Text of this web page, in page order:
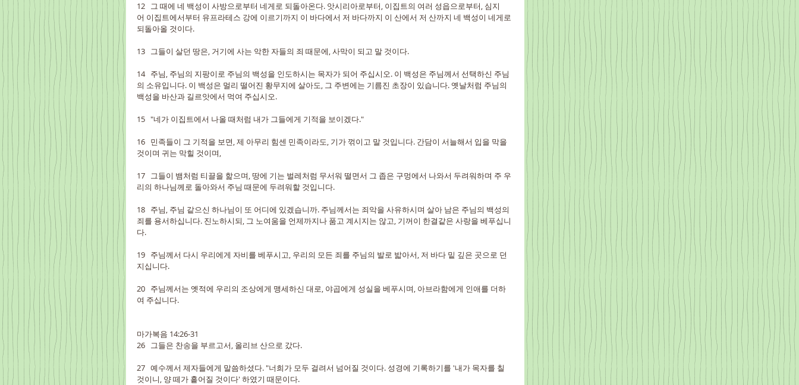
12   그 때에 네 백성이 사방으로부터 네게로 되돌아온다. 앗시리아로부터, 이집트의 여러 성읍으로부터, 심지
어 이집트에서부터 유프라테스 강에 이르기까지 이 바다에서 저 바다까지 이 산에서 저 산까지 네 백성이 네게로
되돌아올 것이다.
13   그들이 살던 땅은, 거기에 사는 악한 자들의 죄 때문에, 사막이 되고 말 것이다.
14   주님, 주님의 지팡이로 주님의 백성을 인도하시는 목자가 되어 주십시오. 이 백성은 주님께서 선택하신 주님
의 소유입니다. 이 백성은 멀리 떨어진 황무지에 살아도, 그 주변에는 기름진 초장이 있습니다. 옛날처럼 주님의
백성을 바산과 길르앗에서 먹여 주십시오.
15   "네가 이집트에서 나올 때처럼 내가 그들에게 기적을 보이겠다."
16   민족들이 그 기적을 보면, 제 아무리 힘센 민족이라도, 기가 꺾이고 말 것입니다. 간담이 서늘해서 입을 막을
것이며 귀는 막힐 것이며,
17   그들이 뱀처럼 티끌을 핥으며, 땅에 기는 벌레처럼 무서워 떨면서 그 좁은 구멍에서 나와서 두려워하며 주 우
리의 하나님께로 돌아와서 주님 때문에 두려워할 것입니다.
18   주님, 주님 같으신 하나님이 또 어디에 있겠습니까. 주님께서는 죄악을 사유하시며 살아 남은 주님의 백성의
죄를 용서하십니다. 진노하시되, 그 노여움을 언제까지나 품고 계시지는 않고, 기꺼이 한결같은 사랑을 베푸십니
다.
19   주님께서 다시 우리에게 자비를 베푸시고, 우리의 모든 죄를 주님의 발로 밟아서, 저 바다 밑 깊은 곳으로 던
지십니다.
20   주님께서는 옛적에 우리의 조상에게 맹세하신 대로, 야곱에게 성실을 베푸시며, 아브라함에게 인애를 더하
여 주십니다.
마가복음 14:26-31
26   그들은 찬송을 부르고서, 올리브 산으로 갔다.
27   예수께서 제자들에게 말씀하셨다. "너희가 모두 걸려서 넘어질 것이다. 성경에 기록하기를 '내가 목자를 칠
것이니, 양 떼가 흩어질 것이다' 하였기 때문이다.